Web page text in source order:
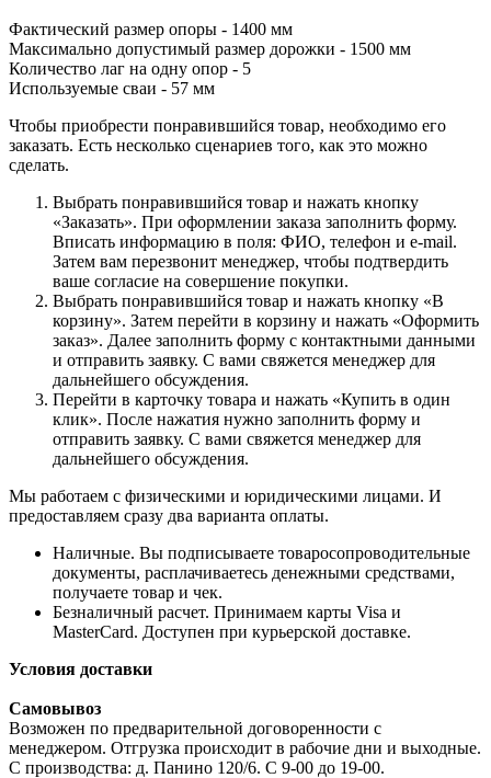
Фактический размер опоры - 1400 мм
Максимально допустимый размер дорожки - 1500 мм
Количество лаг на одну опор - 5
Используемые сваи - 57 мм
Чтобы приобрести понравившийся товар, необходимо его
заказать. Есть несколько сценариев того, как это можно
сделать.
Выбрать понравившийся товар и нажать кнопку
«Заказать». При оформлении заказа заполнить форму.
Вписать информацию в поля: ФИО, телефон и e-mail.
Затем вам перезвонит менеджер, чтобы подтвердить
ваше согласие на совершение покупки.
Выбрать понравившийся товар и нажать кнопку «В
корзину». Затем перейти в корзину и нажать «Оформить
заказ». Далее заполнить форму с контактными данными
и отправить заявку. С вами свяжется менеджер для
дальнейшего обсуждения.
Перейти в карточку товара и нажать «Купить в один
клик». После нажатия нужно заполнить форму и
отправить заявку. С вами свяжется менеджер для
дальнейшего обсуждения.
Мы работаем с физическими и юридическими лицами. И
предоставляем сразу два варианта оплаты.
Наличные. Вы подписываете товаросопроводительные
документы, расплачиваетесь денежными средствами,
получаете товар и чек.
Безналичный расчет. Принимаем карты Visa и
MasterCard. Доступен при курьерской доставке.
Условия доставки
Самовывоз
Возможен по предварительной договоренности с
менеджером. Отгрузка происходит в рабочие дни и выходные.
С производства: д. Панино 120/6. С 9-00 до 19-00.